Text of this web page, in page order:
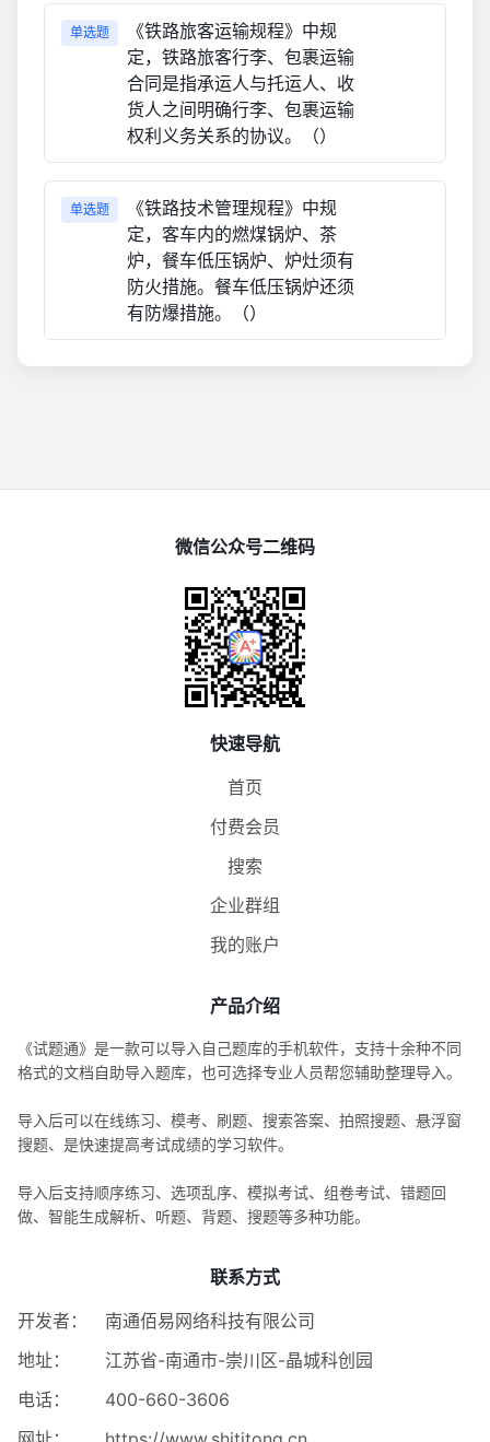
单选题
《铁路旅客运输规程》中规
定，铁路旅客行李、包裹运输
合同是指承运人与托运人、收
货人之间明确行李、包裹运输
权利义务关系的协议。（）
单选题
《铁路技术管理规程》中规
定，客车内的燃煤锅炉、茶
炉，餐车低压锅炉、炉灶须有
防火措施。餐车低压锅炉还须
有防爆措施。（）
微信公众号二维码
快速导航
首页
付费会员
搜索
企业群组
我的账户
产品介绍
《试题通》是一款可以导入自己题库的手机软件，支持十余种不同
格式的文档自助导入题库，也可选择专业人员帮您辅助整理导入。
导入后可以在线练习、模考、刷题、搜索答案、拍照搜题、悬浮窗
搜题、是快速提高考试成绩的学习软件。
导入后支持顺序练习、选项乱序、模拟考试、组卷考试、错题回
做、智能生成解析、听题、背题、搜题等多种功能。
联系方式
开发者：
南通佰易网络科技有限公司
地址：
江苏省-南通市-崇川区-晶城科创园
电话：
400-660-3606